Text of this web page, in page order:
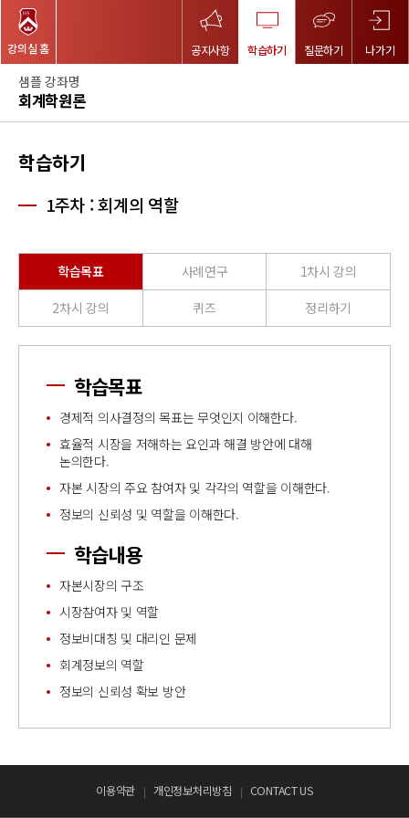
강의실 홈
샘플 강좌명
회계학원론
공지사항 학습하기 질문하기 나가기
학습하기
1주차 : 회계의 역할
학습목표 사례연구
1차시 강의
2차시 강의
퀴즈 정리하기
학습목표
경제적 의사결정의 목표는 무엇인지 이해한다.
효율적 시장을 저해하는 요인과 해결 방안에 대해
논의한다.
자본 시장의 주요 참여자 및 각각의 역할을 이해한다.
정보의 신뢰성 및 역할을 이해한다.
학습내용
자본시장의 구조
시장참여자 및 역할
정보비대칭 및 대리인 문제
회계정보의 역할
정보의 신뢰성 확보 방안
이용약관 개인정보처리방침 CONTACT US